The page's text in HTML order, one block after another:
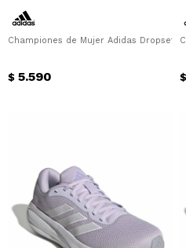
Championes de Mujer Adidas Dropset
$ 5.590 $